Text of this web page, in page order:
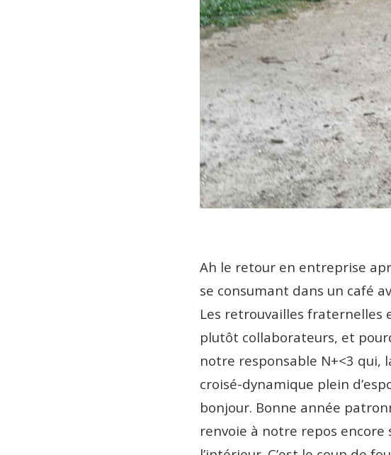
Ah le retour en entreprise
se consumant dans un café
Les retrouvailles fraternelles
plutôt collaborateurs, et
notre responsable N+<3 qui,
croisé-dynamique plein
bonjour. Bonne année
renvoie à notre repos